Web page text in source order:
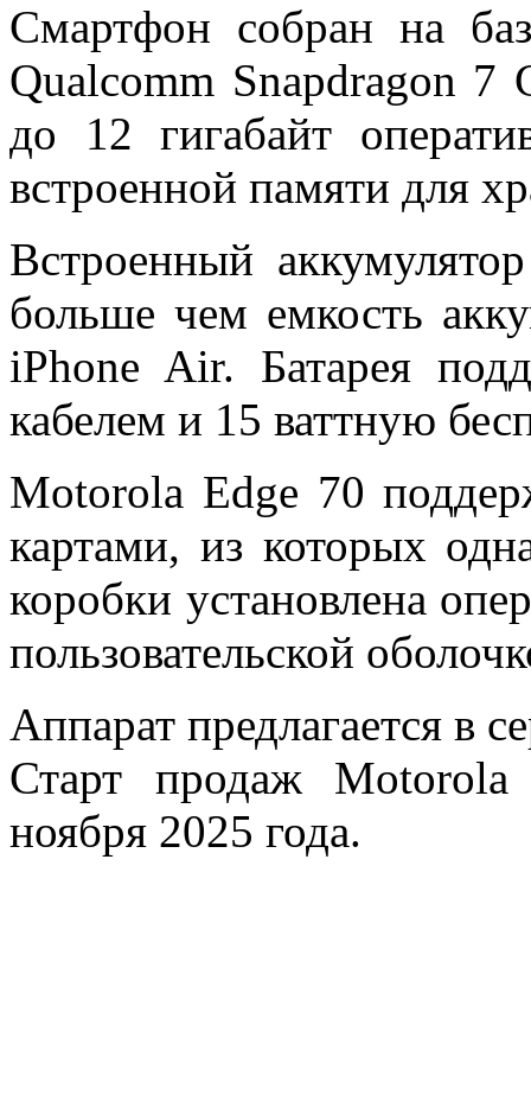
Смартфон собран на
Qualcomm Snapdragon 7
до 12 гигабайт
встроенной памяти для
Встроенный
больше чем емкость
iPhone Air. Батарея
кабелем и 15 ваттную
Motorola Edge 70
картами, из которых
коробки установлена
пользовательской
Аппарат предлагается в
Старт продаж
ноября 2025 года.